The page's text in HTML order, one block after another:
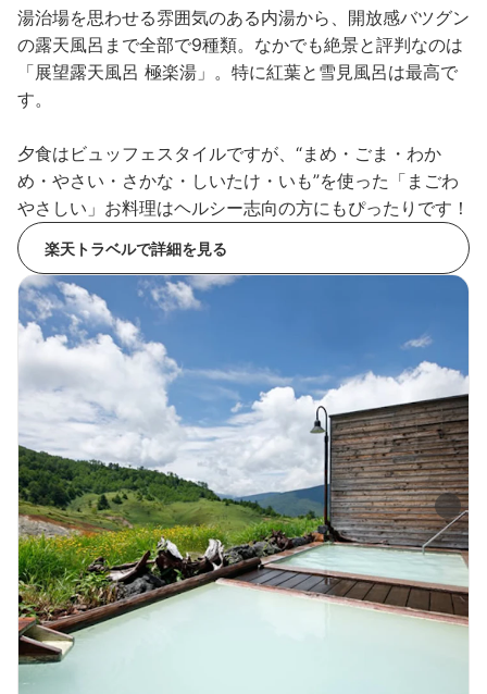
湯治場を思わせる雰囲気のある内湯から、開放感バツグン
の露天風呂まで全部で9種類。なかでも絶景と評判なのは
「展望露天風呂 極楽湯」。特に紅葉と雪見風呂は最高で
す。
夕食はビュッフェスタイルですが、“まめ・ごま・わか
め・やさい・さかな・しいたけ・いも”を使った「まごわ
やさしい」お料理はヘルシー志向の方にもぴったりです！
楽天トラベルで詳細を見る